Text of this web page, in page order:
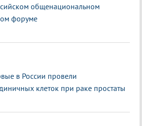
общенациональном
форуме
в России провели
клеток при раке простаты